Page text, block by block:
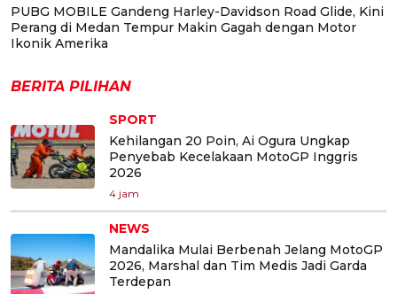
PUBG MOBILE Gandeng Harley-Davidson Road Glide, Kini
Perang di Medan Tempur Makin Gagah dengan Motor
Ikonik Amerika
BERITA PILIHAN
SPORT
Kehilangan 20 Poin, Ai Ogura Ungkap
Penyebab Kecelakaan MotoGP Inggris
2026
4 jam
NEWS
Mandalika Mulai Berbenah Jelang MotoGP
2026, Marshal dan Tim Medis Jadi Garda
Terdepan